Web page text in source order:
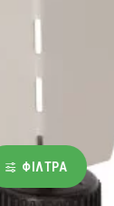
ΦΊΛΤΡΑ